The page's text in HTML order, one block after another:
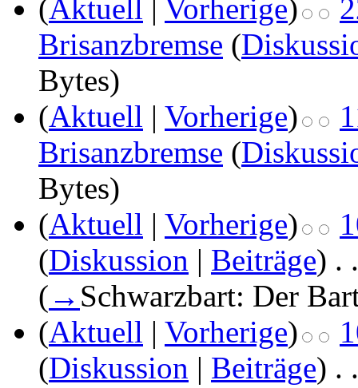
(Aktuell | Vorherige)
Brisanzbremse (
Bytes)
(Aktuell | Vorherige)
Brisanzbremse (
Bytes)
(Aktuell | Vorherige)
(Diskussion | Beiträge) . .
( → Schwarzbart: Der
(Aktuell | Vorherige)
(Diskussion | Beiträge) . .